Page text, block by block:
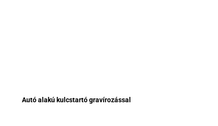
Autó alakú kulcstartó gravírozással